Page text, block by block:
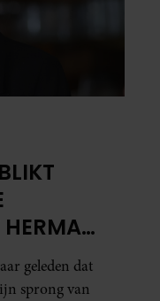
HERMAN
geleden dat
sprong van